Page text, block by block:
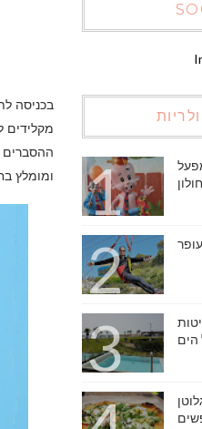
מקלידים
ההסברים
ומומלץ
הים